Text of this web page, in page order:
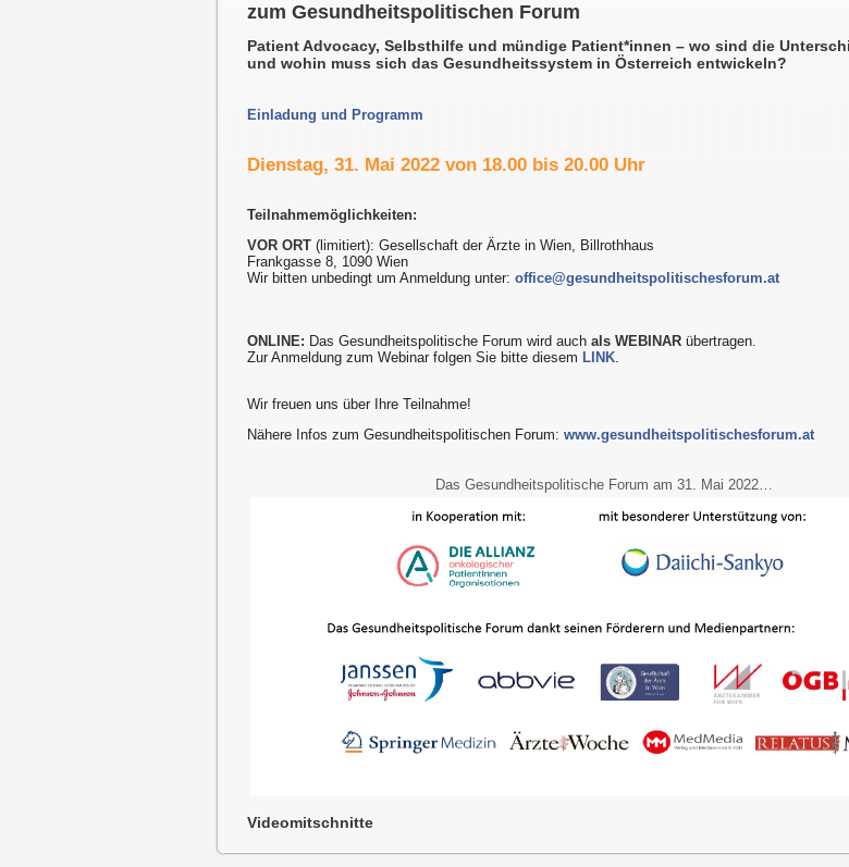
zum Gesundheitspolitischen Forum
Patient Advocacy, Selbsthilfe und mündige Patient*innen – wo sind die
und wohin muss sich das Gesundheitssystem in Österreich entwickeln?
Einladung und Programm
Dienstag, 31. Mai 2022 von 18.00 bis 20.00 Uhr
Teilnahmemöglichkeiten:
VOR ORT (limitiert): Gesellschaft der Ärzte in Wien, Billrothhaus
Frankgasse 8, 1090 Wien
Wir bitten unbedingt um Anmeldung unter: office@gesundheitspolitischesforum.at
ONLINE: Das Gesundheitspolitische Forum wird auch als WEBINAR übertragen.
Zur Anmeldung zum Webinar folgen Sie bitte diesem LINK.
Wir freuen uns über Ihre Teilnahme!
Nähere Infos zum Gesundheitspolitischen Forum: www.gesundheitspolitischesforum.at
Das Gesundheitspolitische Forum am 31. Mai 2022…
Videomitschnitte